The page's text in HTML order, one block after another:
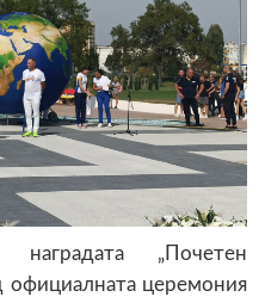
„Почетен
официалната церемония